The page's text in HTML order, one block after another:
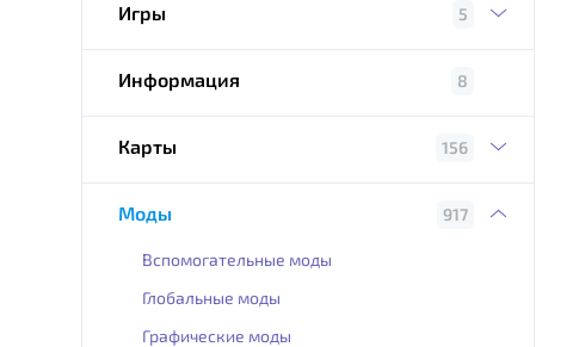
Игры 5
Информация 8
Карты 156
Моды 917
Вспомогательные моды
Глобальные моды
Графические моды